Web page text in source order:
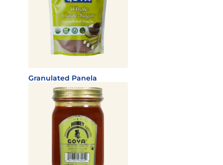
Granulated Panela